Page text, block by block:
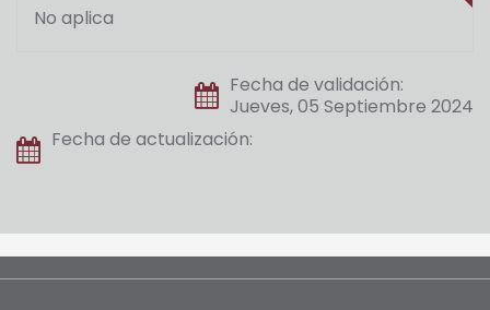
No aplica
Fecha de validación:
Jueves, 05 Septiembre 2024
Fecha de actualización: